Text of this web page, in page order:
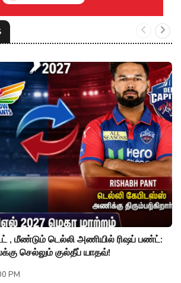
, மீண்டும் டெல்லி அணியில் ரிஷப் பண்ட்:
செல்லும் குல்தீப் யாதவ்!
PM